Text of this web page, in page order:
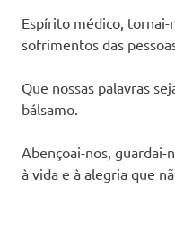
Espírito médico, tornai-
sofrimentos das
Que nossas palavras
bálsamo.
Abençoai-nos, guardai-
à vida e à alegria que